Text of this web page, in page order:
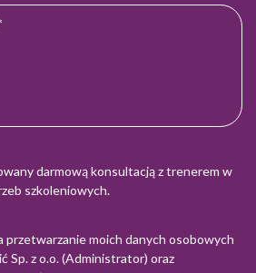
darmową konsultacją z trenerem w
szkoleniowych.
przetwarzanie moich danych osobowych
Sp. z o.o. (Administrator) oraz